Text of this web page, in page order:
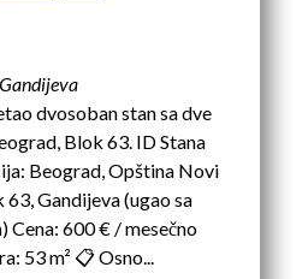
Gandijeva
dvosoban stan sa dve
Blok 63. ID Stana
Beograd, Opština Novi
Gandijeva (ugao sa
Cena: 600 € / mesečno
53 m² 📋 Osno...